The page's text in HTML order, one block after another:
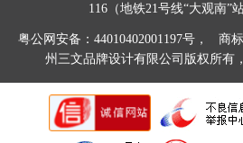
116（地铁21号线“大观南”
粤公网安备：44010402001197号，
商
州三文品牌设计有限公司版权所有